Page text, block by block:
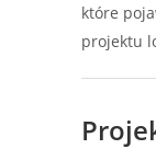
które
projektu